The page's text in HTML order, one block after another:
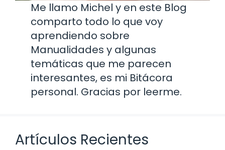
Me llamo Michel y en este Blog
comparto todo lo que voy
aprendiendo sobre
Manualidades y algunas
temáticas que me parecen
interesantes, es mi Bitácora
personal. Gracias por leerme.
Artículos Recientes